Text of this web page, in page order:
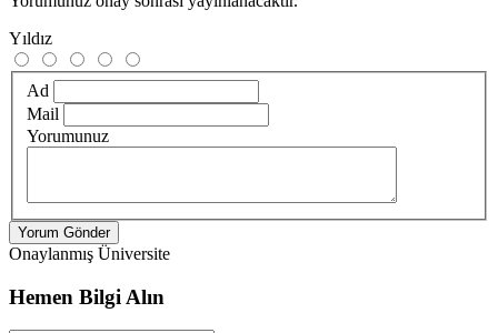
Yıldız
Ad
Mail
Yorumunuz
Yorum Gönder
Onaylanmış Üniversite
Hemen Bilgi Alın